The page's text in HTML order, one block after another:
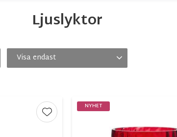
Ljuslyktor
Visa endast
Lägg till i favoriter
NYHET